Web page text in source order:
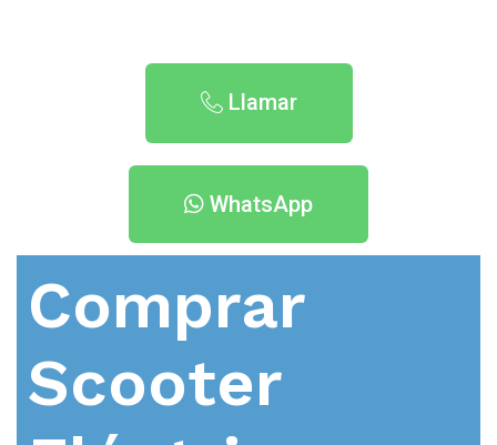
Llamar
WhatsApp
Comprar
Scooter